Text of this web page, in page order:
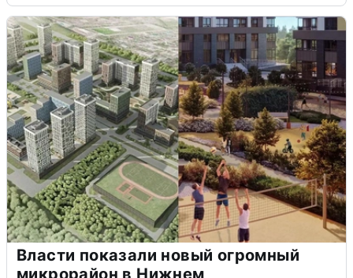
Власти показали новый огромный
микрорайон в Нижнем